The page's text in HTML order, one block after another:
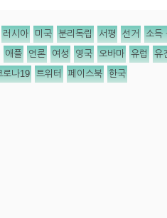
러시아 미국 분리독립 서평 선거 소득
애플 언론 여성 영국 오바마 유럽 유
로나19 트위터 페이스북 한국